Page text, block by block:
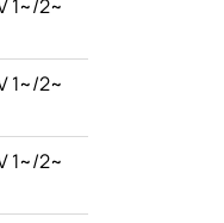
1~/2~
1~/2~
1~/2~